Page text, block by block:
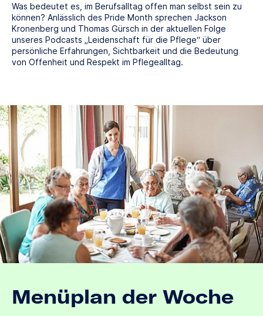
Was bedeutet es, im Berufsalltag offen man selbst sein zu
können? Anlässlich des Pride Month sprechen Jackson
Kronenberg und Thomas Gürsch in der aktuellen Folge
unseres Podcasts „Leidenschaft für die Pflege“ über
persönliche Erfahrungen, Sichtbarkeit und die Bedeutung
von Offenheit und Respekt im Pflegealltag.
Menüplan der Woche